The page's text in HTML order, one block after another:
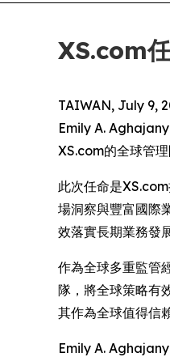
XS.com
TAIWAN, July 9,
Emily A.
XS.com的全球管
此次任命是
場洞察與豐富國際
效落實長期業務發
作為全球多重監管
隊，將全球策略有
其作為全球值得信
Emily A.